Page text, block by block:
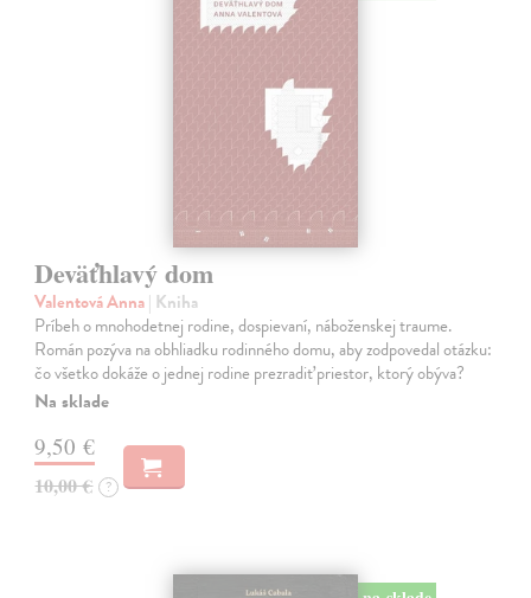
Deväťhlavý dom
Valentová Anna| Kniha
Príbeh o mnohodetnej rodine, dospievaní, náboženskej traume.
Román pozýva na obhliadku rodinného domu, aby zodpovedal otázku:
čo všetko dokáže o jednej rodine prezradiť priestor, ktorý obýva?
Na sklade
9,50 €
10,00 € ?